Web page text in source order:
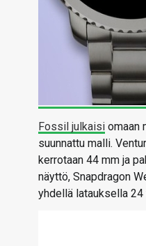
Fossil julkaisi omaan
suunnattu malli.
kerrotaan 44 mm ja
näyttö, Snapdragon
yhdellä latauksella